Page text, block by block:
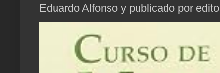
Eduardo Alfonso y publicado por